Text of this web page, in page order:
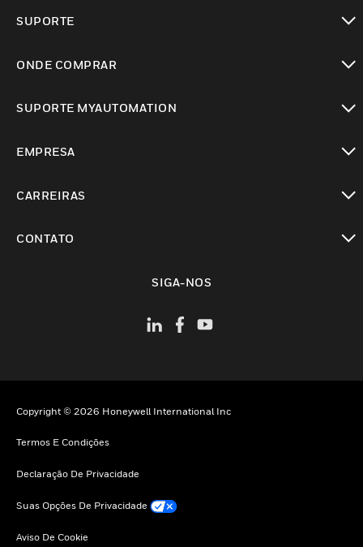
SUPORTE
ONDE COMPRAR
SUPORTE MYAUTOMATION
EMPRESA
CARREIRAS
CONTATO
SIGA-NOS
Copyright © 2026 Honeywell International Inc
Termos E Condições
Declaração De Privacidade
Suas Opções De Privacidade
Aviso De Cookie